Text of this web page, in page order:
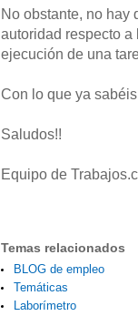
No obstante, no hay
autoridad respecto a
ejecución de una
Con lo que ya
Saludos!!
Equipo de
Temas relacionados
BLOG de empleo
Temáticas
Laborímetro